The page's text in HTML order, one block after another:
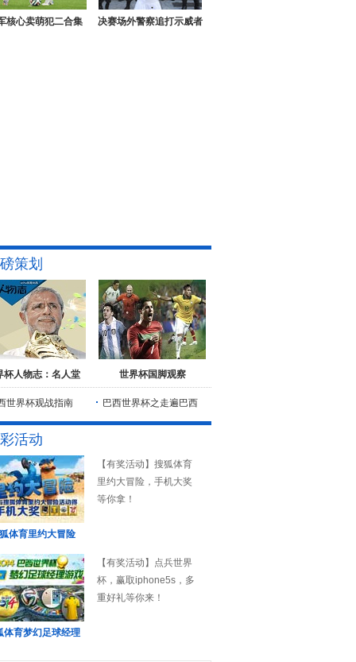
核心卖萌犯二合集 决赛场外警察追打示威者
策划
杯人物志：名人堂 世界杯国脚观察
世界杯观战指南 巴西世界杯之走遍巴西
活动
体育里约大冒险
【有奖活动】搜狐体育
里约大冒险，手机大奖
等你拿！
体育梦幻足球经理
【有奖活动】点兵世界
杯，赢取iphone5s，多
重好礼等你来！